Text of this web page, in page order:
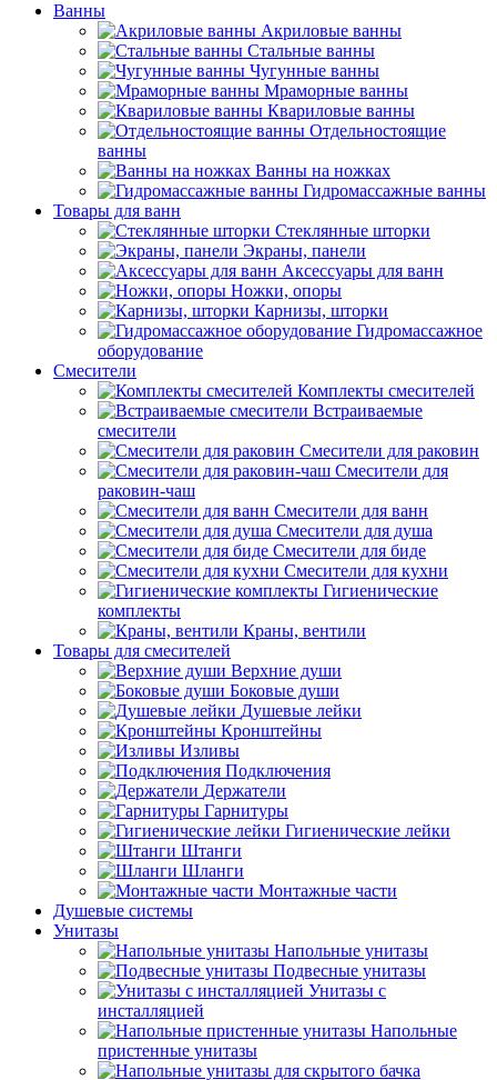
Ванны
Акриловые ванны
Стальные ванны
Чугунные ванны
Мраморные ванны
Квариловые ванны
Отдельностоящие
ванны
Ванны на ножках
Гидромассажные ванны
Товары для ванн
Стеклянные шторки
Экраны, панели
Аксессуары для ванн
Ножки, опоры
Карнизы, шторки
Гидромассажное
оборудование
Смесители
Комплекты смесителей
Встраиваемые
смесители
Смесители для раковин
Смесители для
раковин-чаш
Смесители для ванн
Смесители для душа
Смесители для биде
Смесители для кухни
Гигиенические
комплекты
Краны, вентили
Товары для смесителей
Верхние души
Боковые души
Душевые лейки
Кронштейны
Изливы
Подключения
Держатели
Гарнитуры
Гигиенические лейки
Штанги
Шланги
Монтажные части
Душевые системы
Унитазы
Напольные унитазы
Подвесные унитазы
Унитазы с
инсталляцией
Напольные
пристенные унитазы